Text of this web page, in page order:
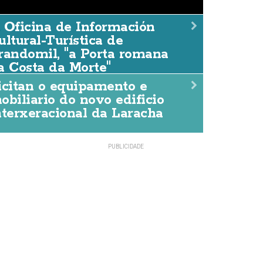
Oficina de Información
de Brandomil, "a
Costa da Morte"
06/AGO./2026
Oficina de Información
Turística de
"a Porta romana
Costa da Morte"
o equipamento e
do novo edificio
da Laracha